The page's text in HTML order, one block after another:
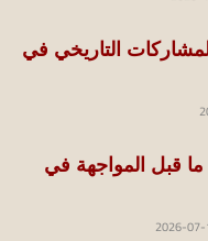
التاريخي في
ما قبل المواجهة في
2026-